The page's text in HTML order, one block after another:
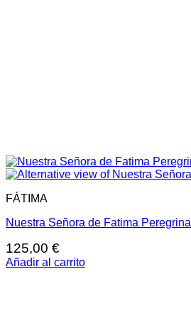
FÁTIMA
Nuestra Señora de Fatima Peregrina
125,00 €
Añadir al carrito